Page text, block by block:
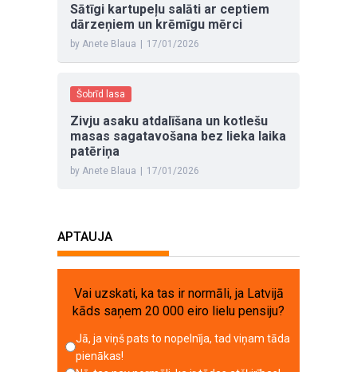
Sātīgi kartupeļu salāti ar ceptiem
dārzeņiem un krēmīgu mērci
by Anete Blaua | 17/01/2026
Šobrīd lasa
Zivju asaku atdalīšana un kotlešu
masas sagatavošana bez lieka laika
patēriņa
by Anete Blaua | 17/01/2026
APTAUJA
Vai uzskati, ka tas ir normāli, ja Latvijā
kāds saņem 20 000 eiro lielu pensiju?
Jā, ja viņš pats to nopelnīja, tad viņam tāda
pienākas!